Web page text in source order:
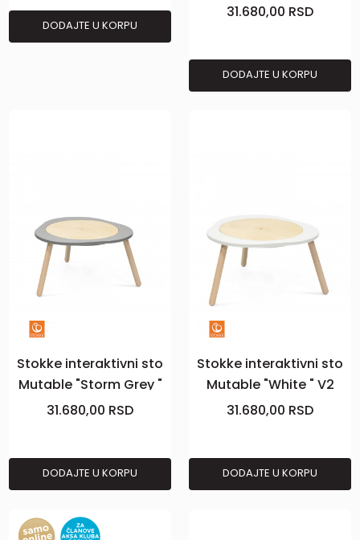
DODAJTE U KORPU
31.680,00 RSD
DODAJTE U KORPU
Stokke interaktivni sto
Mutable "Storm Grey "
V2
31.680,00 RSD
DODAJTE U KORPU
Stokke interaktivni sto
Mutable "White " V2
31.680,00 RSD
DODAJTE U KORPU